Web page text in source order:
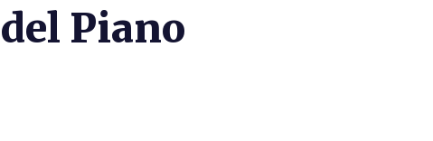
Piano